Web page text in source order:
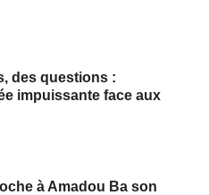
des questions :
impuissante face aux
à Amadou Ba son